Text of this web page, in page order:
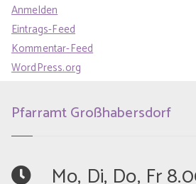
Anmelden
Eintrags-Feed
Kommentar-Feed
WordPress.org
Pfarramt Großhabersdorf
Mo, Di, Do, Fr